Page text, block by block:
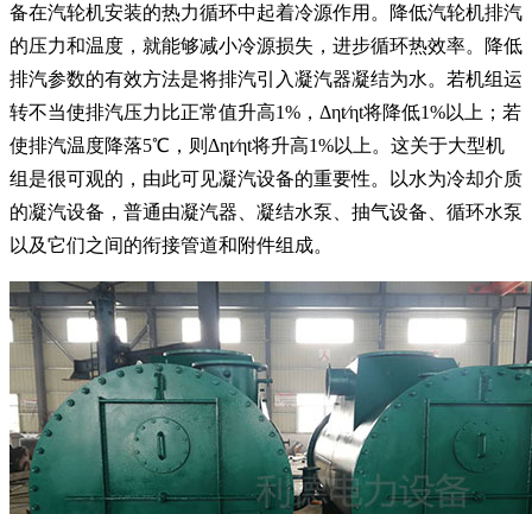
备在汽轮机安装的热力循环中起着冷源作用。降低汽轮机排汽
的压力和温度，就能够减小冷源损失，进步循环热效率。降低
排汽参数的有效方法是将排汽引入凝汽器凝结为水。若机组运
转不当使排汽压力比正常值升高1%，Δηt∕ηt将降低1%以上；若
使排汽温度降落5℃，则Δηt∕ηt将升高1%以上。这关于大型机
组是很可观的，由此可见凝汽设备的重要性。以水为冷却介质
的凝汽设备，普通由凝汽器、凝结水泵、抽气设备、循环水泵
以及它们之间的衔接管道和附件组成。